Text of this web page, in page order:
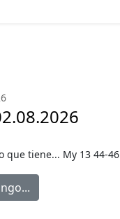
que tiene... My 13 44-46